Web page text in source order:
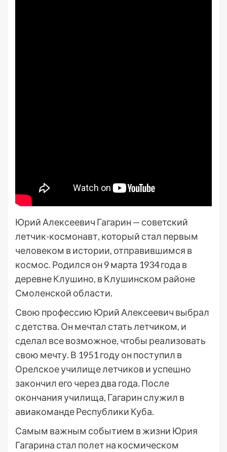
Юрий Алексеевич Гагарин — советский
летчик-космонавт, который стал первым
человеком в истории, отправившимся в
космос. Родился он 9 марта 1934 года в
деревне Клушино, в Клушинском районе
Смоленской области.
Свою профессию Юрий Алексеевич выбрал
с детства. Он мечтал стать летчиком, и
сделал все возможное, чтобы реализовать
свою мечту. В 1951 году он поступил в
Орелское училище летчиков и успешно
закончил его через два года. После
окончания училища, Гагарин служил в
авиакоманде Республики Куба.
Самым важным событием в жизни Юрия
Гагарина стал полет на космическом